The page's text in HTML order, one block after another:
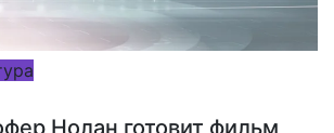
Нолан готовит фильм